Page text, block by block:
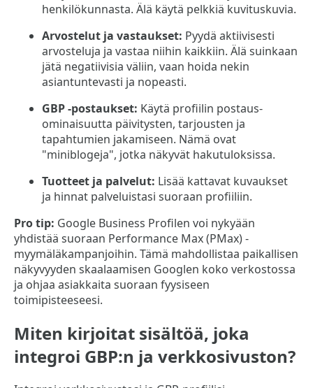
henkilökunnasta. Älä käytä pelkkiä kuvituskuvia.
Arvostelut ja vastaukset: Pyydä aktiivisesti
arvosteluja ja vastaa niihin kaikkiin. Älä suinkaan
jätä negatiivisia väliin, vaan hoida nekin
asiantuntevasti ja nopeasti.
GBP -postaukset: Käytä profiilin postaus-
ominaisuutta päivitysten, tarjousten ja
tapahtumien jakamiseen. Nämä ovat
"miniblogeja", jotka näkyvät hakutuloksissa.
Tuotteet ja palvelut: Lisää kattavat kuvaukset
ja hinnat palveluistasi suoraan profiiliin.
Pro tip: Google Business Profilen voi nykyään
yhdistää suoraan Performance Max (PMax) -
myymäläkampanjoihin. Tämä mahdollistaa paikallisen
näkyvyyden skaalaamisen Googlen koko verkostossa
ja ohjaa asiakkaita suoraan fyysiseen
toimipisteeseesi.
Miten kirjoitat sisältöä, joka
integroi GBP:n ja verkkosivuston?